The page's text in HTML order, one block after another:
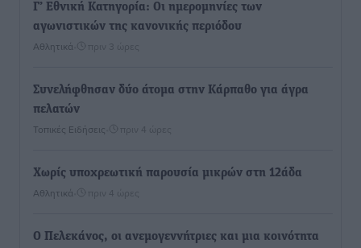
Γ’ Εθνική Κατηγορία: Οι ημερομηνίες των
αγωνιστικών της κανονικής περιόδου
Αθλητικά πριν 3 ώρες
Συνελήφθησαν δύο άτομα στην Κάρπαθο για άγρα
πελατών
Τοπικές Ειδήσεις πριν 4 ώρες
Χωρίς υποχρεωτική παρουσία μικρών στη 12άδα
Αθλητικά πριν 4 ώρες
Ο Πελεκάνος, οι ανεμογεννήτριες και μια κοινότητα